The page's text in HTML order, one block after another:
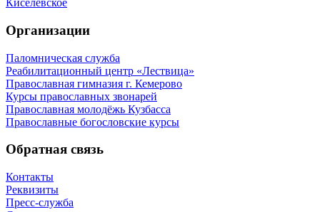
Киселёвское
Организации
Паломническая служба
Реабилитационный центр «Лествица»
Православная гимназия г. Кемерово
Курсы православных звонарей
Православная молодёжь Кузбасса
Православные богословские курсы
Обратная связь
Контакты
Реквизиты
Пресс-служба